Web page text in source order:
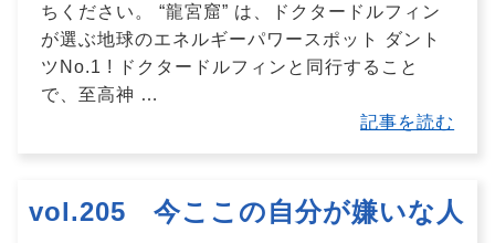
ちください。 “龍宮窟” は、ドクタードルフィン
が選ぶ地球のエネルギーパワースポット ダント
ツNo.1 ! ドクタードルフィンと同行すること
で、至高神 …
記事を読む
vol.205 今ここの自分が嫌いな人